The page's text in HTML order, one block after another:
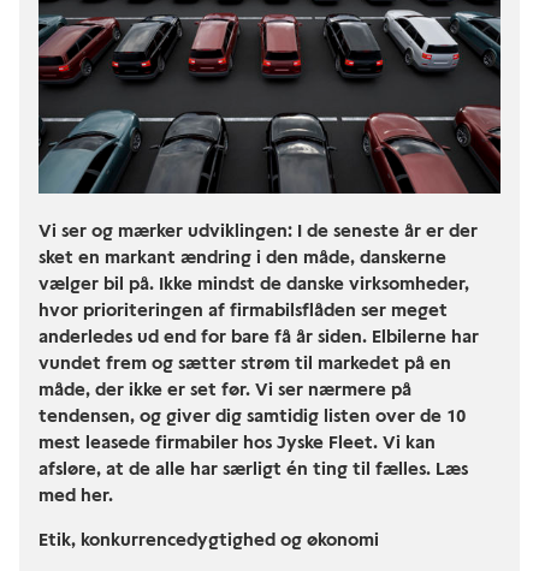
Vi ser og mærker udviklingen: I de seneste år er der
sket en markant ændring i den måde, danskerne
vælger bil på. Ikke mindst de danske virksomheder,
hvor prioriteringen af firmabilsflåden ser meget
anderledes ud end for bare få år siden. Elbilerne har
vundet frem og sætter strøm til markedet på en
måde, der ikke er set før. Vi ser nærmere på
tendensen, og giver dig samtidig listen over de 10
mest leasede firmabiler hos Jyske Fleet. Vi kan
afsløre, at de alle har særligt én ting til fælles. Læs
med her.
Etik, konkurrencedygtighed og økonomi